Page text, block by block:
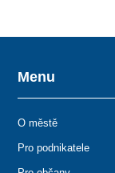
Menu
O městě
Pro podnikatele